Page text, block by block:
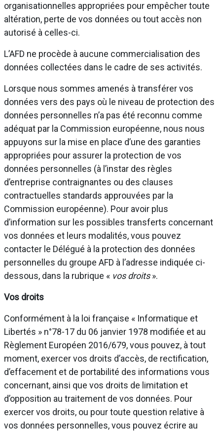
organisationnelles appropriées pour empêcher toute
altération, perte de vos données ou tout accès non
autorisé à celles-ci.
L’AFD ne procède à aucune commercialisation des
données collectées dans le cadre de ses activités.
Lorsque nous sommes amenés à transférer vos
données vers des pays où le niveau de protection des
données personnelles n’a pas été reconnu comme
adéquat par la Commission européenne, nous nous
appuyons sur la mise en place d’une des garanties
appropriées pour assurer la protection de vos
données personnelles (à l’instar des règles
d’entreprise contraignantes ou des clauses
contractuelles standards approuvées par la
Commission européenne). Pour avoir plus
d’information sur les possibles transferts concernant
vos données et leurs modalités, vous pouvez
contacter le Délégué à la protection des données
personnelles du groupe AFD à l’adresse indiquée ci-
dessous, dans la rubrique « vos droits».
Vos droits
Conformément à la loi française « Informatique et
Libertés » n°78-17 du 06 janvier 1978 modifiée et au
Règlement Européen 2016/679, vous pouvez, à tout
moment, exercer vos droits d’accès, de rectification,
d’effacement et de portabilité des informations vous
concernant, ainsi que vos droits de limitation et
d’opposition au traitement de vos données. Pour
exercer vos droits, ou pour toute question relative à
vos données personnelles, vous pouvez écrire au